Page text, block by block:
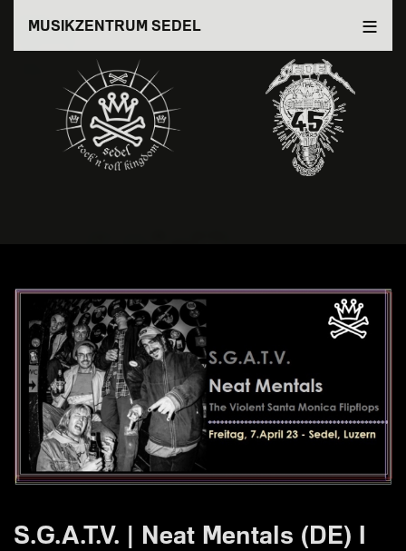
Inhalt
MUSIKZENTRUM SEDEL
S.G.A.T.V. | Neat Mentals (DE) I